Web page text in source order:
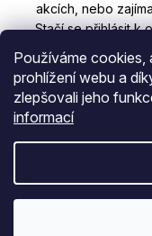
Používáme cookies,
prohlížení webu a
zlepšovali jeho
informací
a
podmínkami